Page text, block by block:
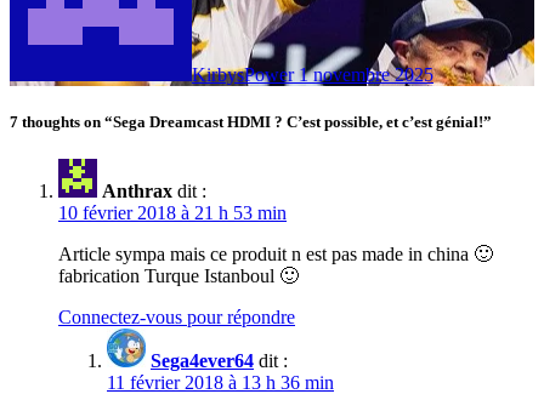
KirbysPower 1 novembre 2025
7 thoughts on “Sega Dreamcast HDMI ? C’est possible, et c’est génial!”
Anthrax dit :
10 février 2018 à 21 h 53 min
Article sympa mais ce produit n est pas made in china 🙂
fabrication Turque Istanboul 🙂
Connectez-vous pour répondre
Sega4ever64 dit :
11 février 2018 à 13 h 36 min